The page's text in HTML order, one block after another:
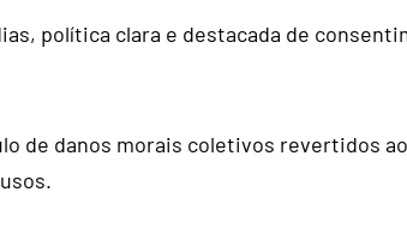
política clara e destacada de
de danos morais coletivos revertidos